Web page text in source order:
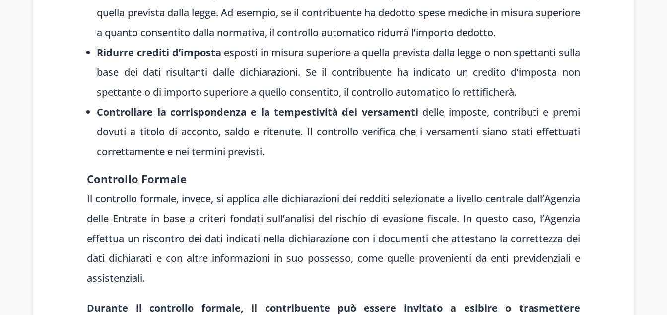
quella prevista dalla legge. Ad esempio, se il contribuente ha dedotto spese mediche in misura superiore
a quanto consentito dalla normativa, il controllo automatico ridurrà l’importo dedotto.
Ridurre crediti d’imposta esposti in misura superiore a quella prevista dalla legge o non spettanti sulla
base dei dati risultanti dalle dichiarazioni. Se il contribuente ha indicato un credito d’imposta non
spettante o di importo superiore a quello consentito, il controllo automatico lo rettificherà.
Controllare la corrispondenza e la tempestività dei versamenti delle imposte, contributi e premi
dovuti a titolo di acconto, saldo e ritenute. Il controllo verifica che i versamenti siano stati effettuati
correttamente e nei termini previsti.
Controllo Formale
Il controllo formale, invece, si applica alle dichiarazioni dei redditi selezionate a livello centrale dall’Agenzia
delle Entrate in base a criteri fondati sull’analisi del rischio di evasione fiscale. In questo caso, l’Agenzia
effettua un riscontro dei dati indicati nella dichiarazione con i documenti che attestano la correttezza dei
dati dichiarati e con altre informazioni in suo possesso, come quelle provenienti da enti previdenziali e
assistenziali.
Durante il controllo formale, il contribuente può essere invitato a esibire o trasmettere